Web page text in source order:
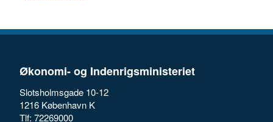
Økonomi- og Indenrigsministeriet
Slotsholmsgade 10-12
1216 København K
Tlf: 72269000